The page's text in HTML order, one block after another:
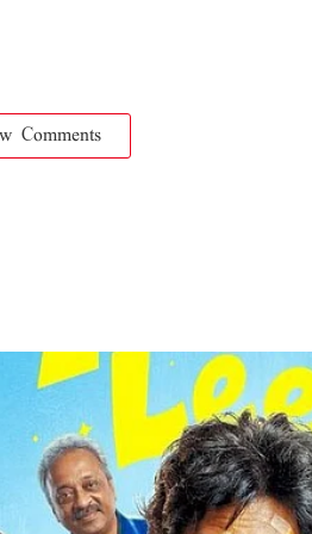
Comments